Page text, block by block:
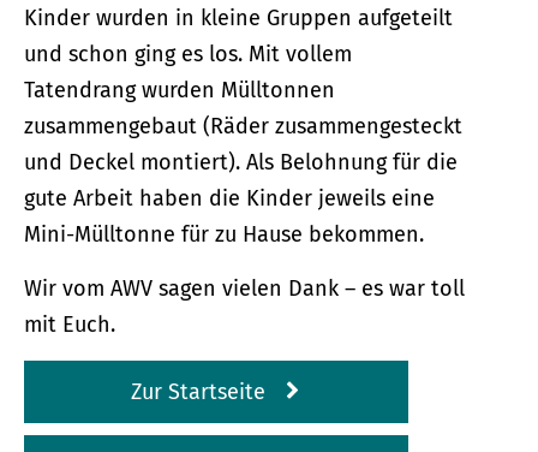
Kinder wurden in kleine Gruppen aufgeteilt
und schon ging es los. Mit vollem
Tatendrang wurden Mülltonnen
zusammengebaut (Räder zusammengesteckt
und Deckel montiert). Als Belohnung für die
gute Arbeit haben die Kinder jeweils eine
Mini-Mülltonne für zu Hause bekommen.
Wir vom AWV sagen vielen Dank – es war toll
mit Euch.
Zur Startseite